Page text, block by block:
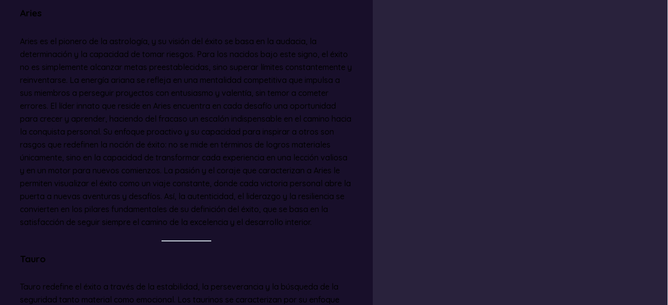
Aries
Aries es el pionero de la astrología, y su visión del éxito se basa en la audacia, la
determinación y la capacidad de tomar riesgos. Para los nacidos bajo este signo, el éxito
no es simplemente alcanzar metas preestablecidas, sino superar límites constantemente y
reinventarse. La energía ariana se refleja en una mentalidad competitiva que impulsa a
sus miembros a perseguir proyectos con entusiasmo y valentía, sin temor a cometer
errores. El líder innato que reside en Aries encuentra en cada desafío una oportunidad
para crecer y aprender, haciendo del fracaso un escalón indispensable en el camino hacia
la conquista personal. Su enfoque proactivo y su capacidad para inspirar a otros son
rasgos que redefinen la noción de éxito: no se mide en términos de logros materiales
únicamente, sino en la capacidad de transformar cada experiencia en una lección valiosa
y en un motor para nuevos comienzos. La pasión y el coraje que caracterizan a Aries le
permiten visualizar el éxito como un viaje constante, donde cada victoria personal abre la
puerta a nuevas aventuras y desafíos. Así, la autenticidad, el liderazgo y la resiliencia se
convierten en los pilares fundamentales de su definición del éxito, que se basa en la
satisfacción de seguir siempre el camino de la excelencia y el desarrollo interior.
Tauro
Tauro redefine el éxito a través de la estabilidad, la perseverancia y la búsqueda de la
seguridad tanto material como emocional. Los taurinos se caracterizan por su enfoque